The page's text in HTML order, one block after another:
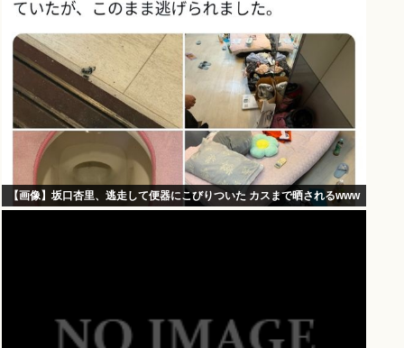
【画像】坂口杏里、逃走して便器にこびりついた カスまで晒されるwww